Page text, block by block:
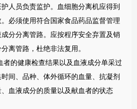
人员负责监护。血细胞分离机应得到
必须使用符合国家食品药品监督管理
分分离管路。应按程序安全弃置及销
离管路，杜绝非法复用。
者的健康检查结果以及血液成分单采过
间、品种、体外循环的血量、抗凝剂
血液成分的质量以及献血者的状态